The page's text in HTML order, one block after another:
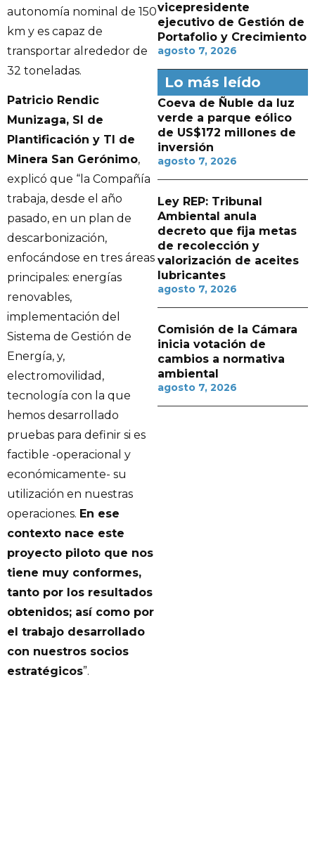
autonomía nominal de 150
km y es capaz de
transportar alrededor de
32 toneladas.
Patricio Rendic
Munizaga, SI de
Plantificación y TI de
Minera San Gerónimo,
explicó que “la Compañía
trabaja, desde el año
pasado, en un plan de
descarbonización,
enfocándose en tres áreas
principales: energías
renovables,
implementación del
Sistema de Gestión de
Energía, y,
electromovilidad,
tecnología con la que
hemos desarrollado
pruebas para definir si es
factible -operacional y
económicamente- su
utilización en nuestras
operaciones. En ese
contexto nace este
proyecto piloto que nos
tiene muy conformes,
tanto por los resultados
obtenidos; así como por
el trabajo desarrollado
con nuestros socios
estratégicos”.
vicepresidente
ejecutivo de Gestión de
Portafolio y Crecimiento
agosto 7, 2026
Lo más leído
Coeva de Ñuble da luz
verde a parque eólico
de US$172 millones de
inversión
agosto 7, 2026
Ley REP: Tribunal
Ambiental anula
decreto que fija metas
de recolección y
valorización de aceites
lubricantes
agosto 7, 2026
Comisión de la Cámara
inicia votación de
cambios a normativa
ambiental
agosto 7, 2026